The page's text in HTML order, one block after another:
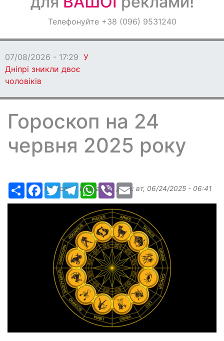
ОголошенняТелефонуйте +38 (096) 9531240
07/08/2026 - 17:29 У
Дніпрі зникли двоє
чоловіків
Гороскоп на 24
червня 2025 року
РесурсFacebook
TwitterTelegramWhatsApp
ViberEmail
Надіслав: Margarita, дата: вт, 06/24/2025 - 06:41